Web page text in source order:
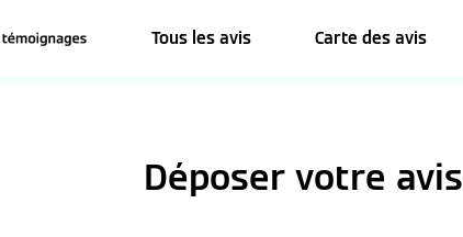
Tous les avis Carte des avis
Déposer votre avis